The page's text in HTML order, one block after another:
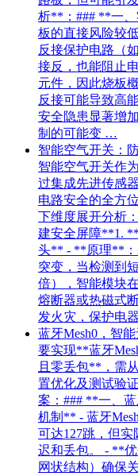
析**：### **一
板的直接风险较
反接保护电路（
接反，也能阻止
元件，因此烧板
反接可能导致高
安全隐患显著增
制的可能变 …
智能空气开关：
智能空气开关作
过集成先进传感
电路安全的全方
下维度展开分析
建安全屏障**1.
头** - **原理**：
突变，当检测到
倍），智能模块
熔断器或热磁式
发火灾，保护电
蓝牙Mesh0，智
要实现**蓝牙
且零丢包**，需
置优化及测试验
案：### **一、
机制** - 蓝牙
可达127跳，但
迟和丢包。 - **
网状结构）确保